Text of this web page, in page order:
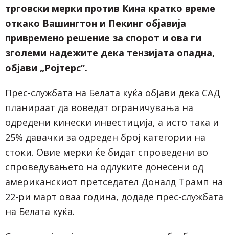
трговски мерки против Кина кратко време
откако Вашингтон и Пекинг објавија
привремено решение за спорот и ова ги
зголеми надежите дека тензијата опадна,
објави „Ројтерс“.
Прес-службата на Белата куќа објави дека САД
планираат да воведат ограничувања на
одредени кинески инвестиција, а исто така и
25% давачки за одреден број категории на
стоки. Овие мерки ќе бидат спроведени во
спроведувањето на одлуките донесени од
американскиот претседател Доналд Трамп на
22-ри март оваа година, додаде прес-службата
на Белата куќа.